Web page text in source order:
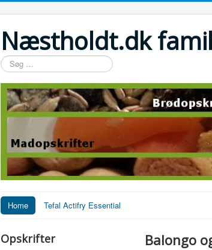
Næstholdt.dk
Søg
…
Home Tefal Actifry Essential
Opskrifter Balongo